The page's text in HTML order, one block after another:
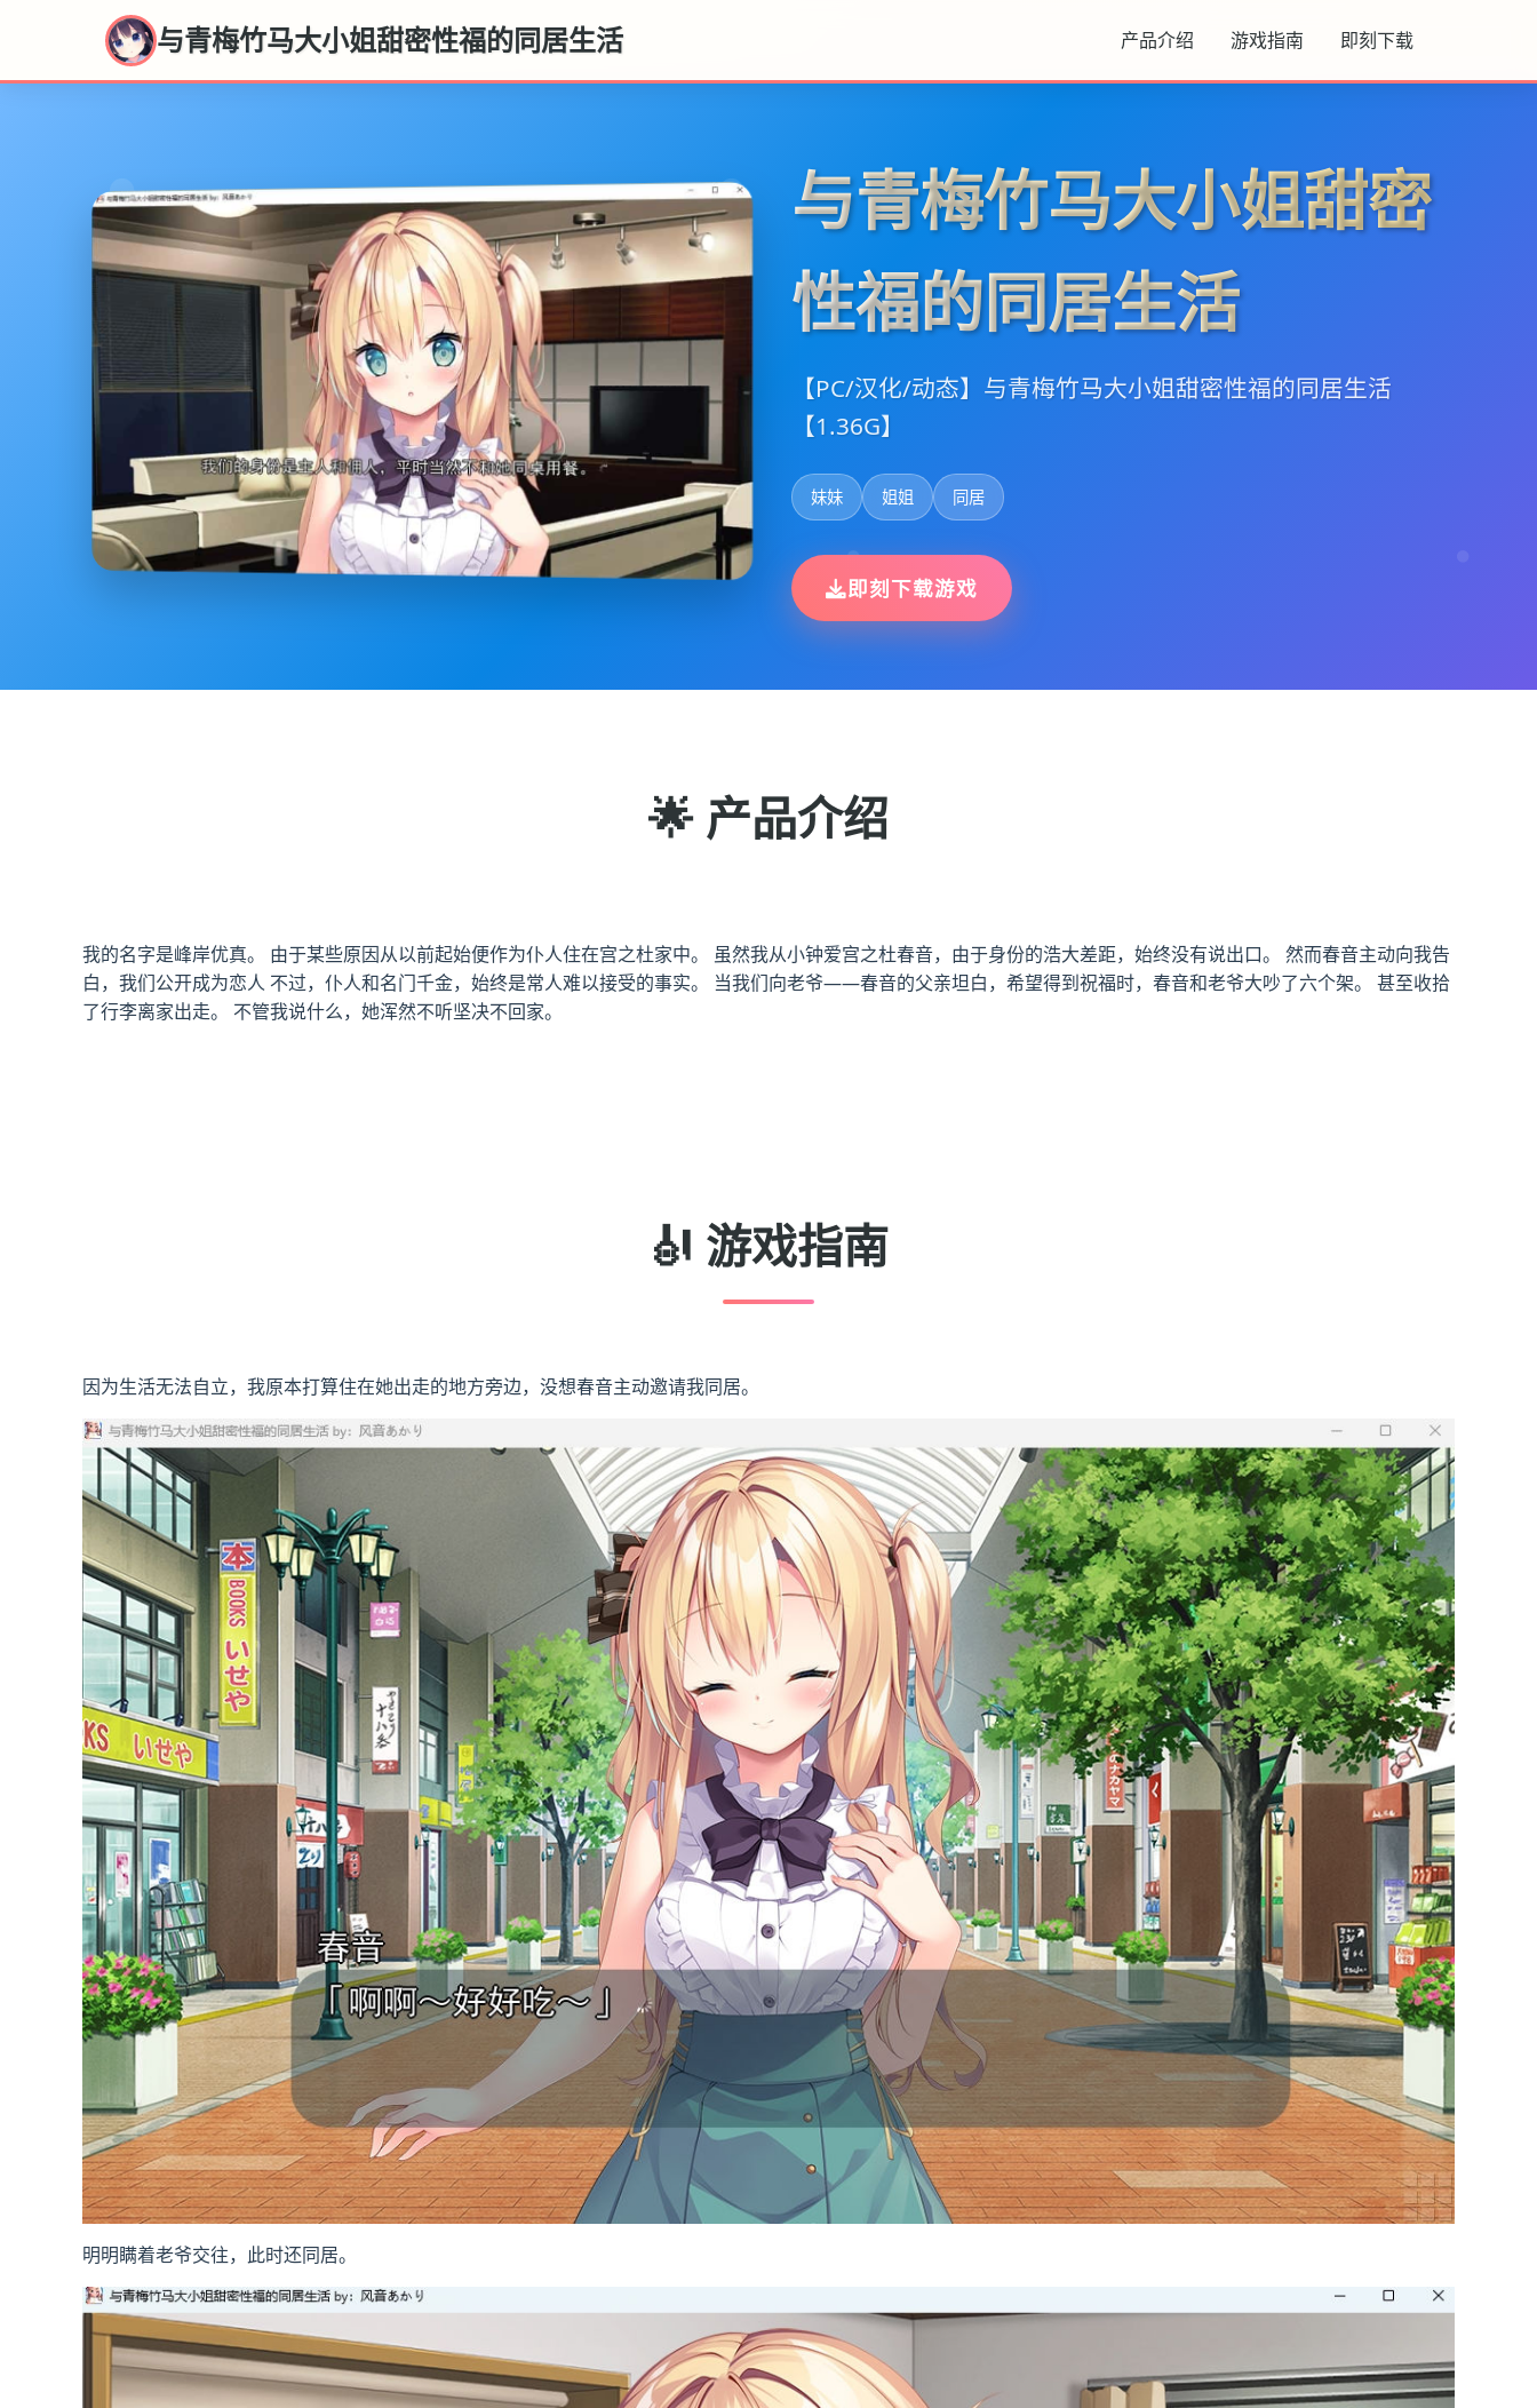
与青梅竹马大小姐甜密性福的同居生活 产品介绍 游戏指南 即刻下载
与青梅竹马大小姐甜密
性福的同居生活
【PC/汉化/动态】与青梅竹马大小姐甜密性福的同居生活
【1.36G】
妹妹 姐姐 同居
即刻下载游戏
🌟 产品介绍
我的名字是峰岸优真。 由于某些原因从以前起始便作为仆人住在宫之杜家中。 虽然我从小钟爱宫之杜春音，由于身份的浩大差距，始终没有说出口。 然而春音主动向我告
白，我们公开成为恋人 不过，仆人和名门千金，始终是常人难以接受的事实。 当我们向老爷——春音的父亲坦白，希望得到祝福时，春音和老爷大吵了六个架。 甚至收拾
了行李离家出走。 不管我说什么，她浑然不听坚决不回家。
🎻 游戏指南
因为生活无法自立，我原本打算住在她出走的地方旁边，没想春音主动邀请我同居。
明明瞒着老爷交往，此时还同居。